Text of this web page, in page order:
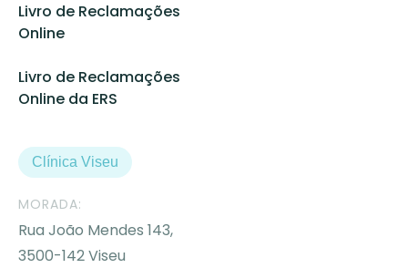
Livro de Reclamações
Online
Livro de Reclamações
Online da ERS
Clínica Viseu
MORADA:
Rua João Mendes 143,
3500-142 Viseu